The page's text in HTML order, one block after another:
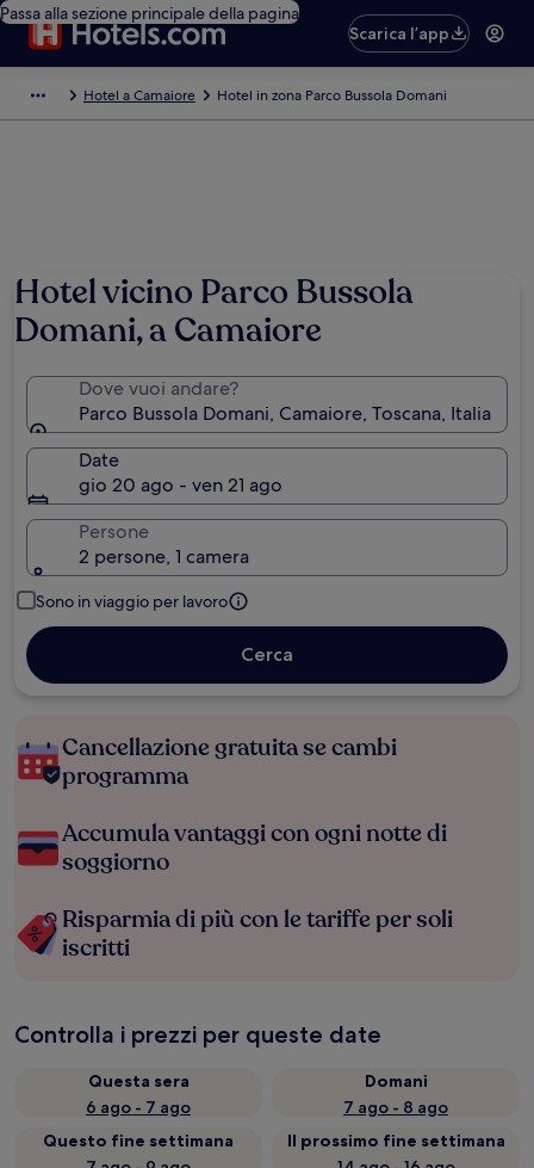
Passa alla sezione principale della pagina
Scarica l’app
Hotel a Camaiore Hotel in zona Parco Bussola Domani
Hotel vicino Parco Bussola
Domani, a Camaiore
Dove vuoi andare?
Parco Bussola Domani, Camaiore, Toscana, Italia
Date
gio 20 ago - ven 21 ago
Persone
2 persone, 1 camera
Sono in viaggio per lavoro
Cerca
Cancellazione gratuita se cambi
programma
Accumula vantaggi con ogni notte di
soggiorno
Risparmia di più con le tariffe per soli
iscritti
Controlla i prezzi per queste date
Questa sera
6 ago - 7 ago
Domani
7 ago - 8 ago
Questo fine settimana
Il prossimo fine settimana